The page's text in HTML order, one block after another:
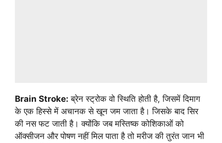
Brain Stroke: ब्रेन स्ट्रोक वो स्थिति होती है, जिसमें दिमाग
के एक हिस्से में अचानक से खून जम जाता है। जिसके बाद सिर
की नस फट जाती है। क्योंकि जब मस्तिष्क कोशिकाओं को
ऑक्सीजन और पोषण नहीं मिल पाता है तो मरीज की तुरंत जान भी